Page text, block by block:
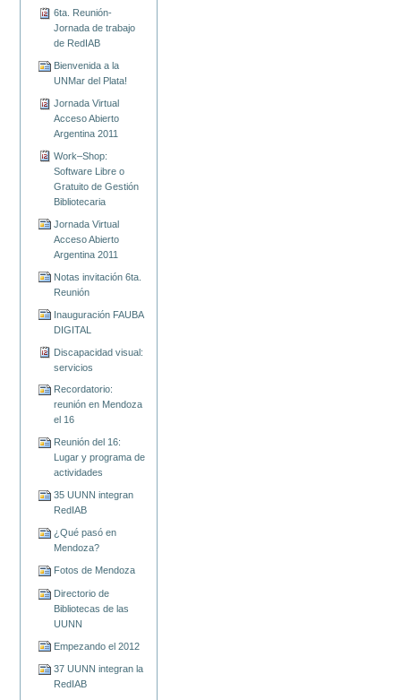
6ta. Reunión-
Jornada de trabajo
de RedIAB
Bienvenida a la
UNMar del Plata!
Jornada Virtual
Acceso Abierto
Argentina 2011
Work–Shop:
Software Libre o
Gratuito de Gestión
Bibliotecaria
Jornada Virtual
Acceso Abierto
Argentina 2011
Notas invitación 6ta.
Reunión
Inauguración FAUBA
DIGITAL
Discapacidad visual:
servicios
Recordatorio:
reunión en Mendoza
el 16
Reunión del 16:
Lugar y programa de
actividades
35 UUNN integran
RedIAB
¿Qué pasó en
Mendoza?
Fotos de Mendoza
Directorio de
Bibliotecas de las
UUNN
Empezando el 2012
37 UUNN integran la
RedIAB